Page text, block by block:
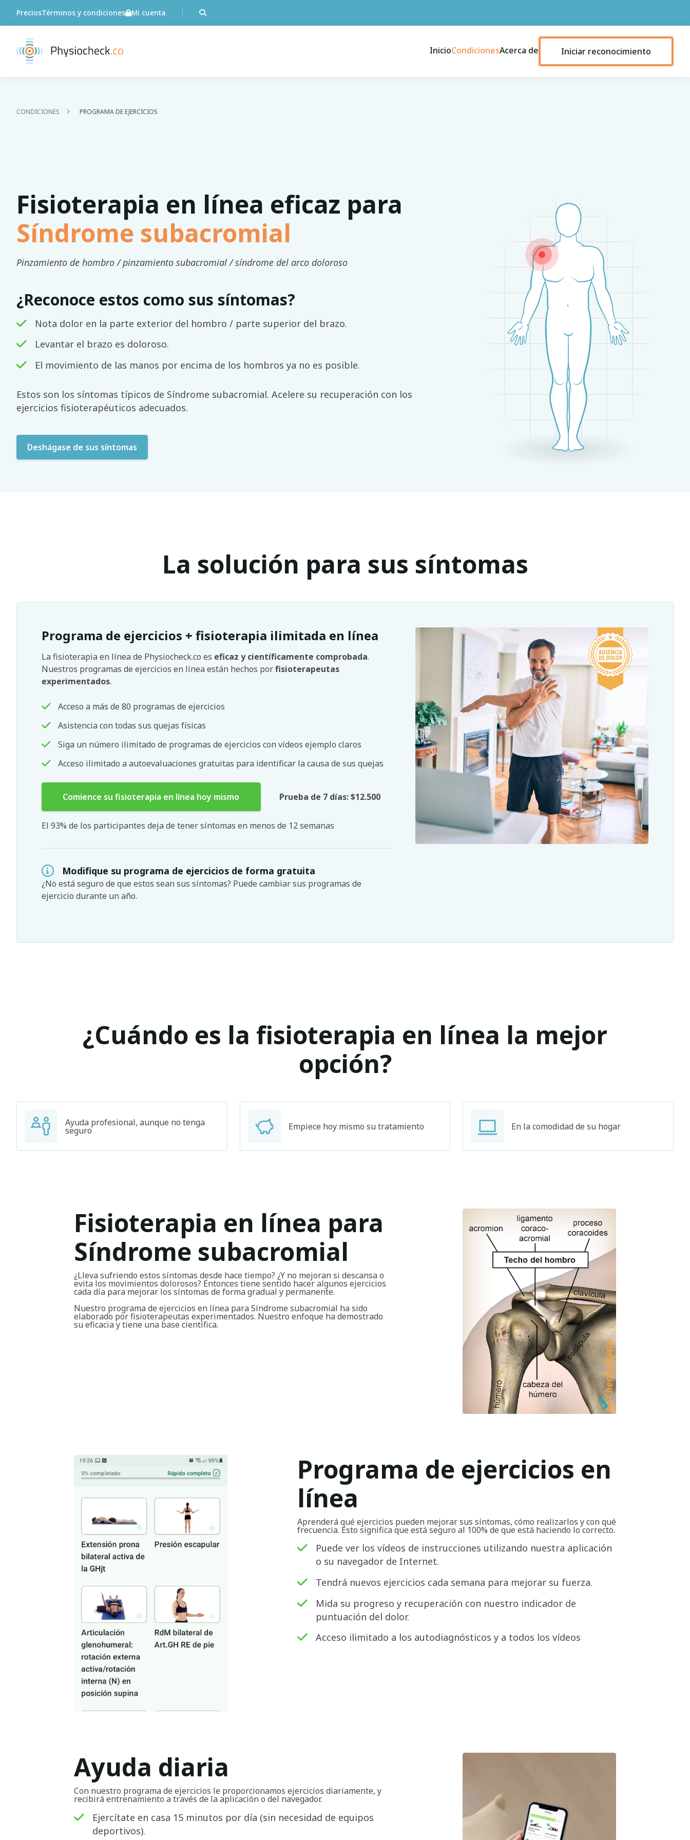
PreciosTérminos y condiciones Mi cuenta
InicioCondicionesAcerca de Iniciar reconocimiento
CONDICIONES PROGRAMA DE EJERCICIOS
Fisioterapia en línea eficaz para
Síndrome subacromial
Pinzamiento de hombro / pinzamiento subacromial / síndrome del arco doloroso
¿Reconoce estos como sus síntomas?
Nota dolor en la parte exterior del hombro / parte superior del brazo.
Levantar el brazo es doloroso.
El movimiento de las manos por encima de los hombros ya no es posible.
Estos son los síntomas típicos de Síndrome subacromial. Acelere su recuperación con los
ejercicios fisioterapéuticos adecuados.
Deshágase de sus síntomas
La solución para sus síntomas
Programa de ejercicios + fisioterapia ilimitada en línea
La fisioterapia en línea de Physiocheck.co es eficaz y científicamente comprobada.
Nuestros programas de ejercicios en línea están hechos porfisioterapeutas
experimentados.
Acceso a más de 80 programas de ejercicios
Asistencia con todas sus quejas físicas
Siga un número ilimitado de programas de ejercicios con vídeos ejemplo claros
Acceso ilimitado a autoevaluaciones gratuitas para identificar la causa de sus quejas
Comience su fisioterapia en línea hoy mismo Prueba de 7 días: $12.500
El 93% de los participantes deja de tener síntomas en menos de 12 semanas
Modifique su programa de ejercicios de forma gratuita
¿No está seguro de que estos sean sus síntomas? Puede cambiar sus programas de
ejercicio durante un año.
¿Cuándo es la fisioterapia en línea la mejor
opción?
Ayuda profesional, aunque no tenga
seguro Empiece hoy mismo su tratamiento En la comodidad de su hogar
Fisioterapia en línea para
Síndrome subacromial
¿Lleva sufriendo estos síntomas desde hace tiempo? ¿Y no mejoran si descansa o
evita los movimientos dolorosos? Entonces tiene sentido hacer algunos ejercicios
cada día para mejorar los síntomas de forma gradual y permanente.
Nuestro programa de ejercicios en línea para Síndrome subacromial ha sido
elaborado por fisioterapeutas experimentados. Nuestro enfoque ha demostrado
su eficacia y tiene una base científica.
Programa de ejercicios en
línea
Aprenderá qué ejercicios pueden mejorar sus síntomas, cómo realizarlos y con qué
frecuencia. Esto significa que está seguro al 100% de que está haciendo lo correcto.
Puede ver los vídeos de instrucciones utilizando nuestra aplicación
o su navegador de Internet.
Tendrá nuevos ejercicios cada semana para mejorar su fuerza.
Mida su progreso y recuperación con nuestro indicador de
puntuación del dolor.
Acceso ilimitado a los autodiagnósticos y a todos los vídeos
Ayuda diaria
Con nuestro programa de ejercicios le proporcionamos ejercicios diariamente, y
recibirá entrenamiento a través de la aplicación o del navegador.
Ejercítate en casa 15 minutos por día (sin necesidad de equipos
deportivos).